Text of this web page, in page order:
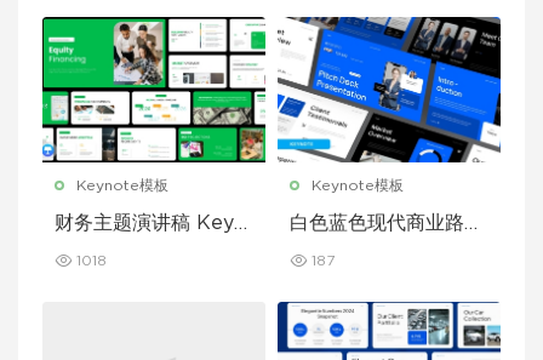
Keynote模板
财务主题演讲稿 Keyn
1018
Keynote模板
白色蓝色现代商业路演
板
187